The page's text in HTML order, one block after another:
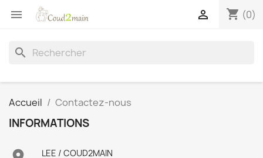
 shopping_cart (0)

search
Accueil Contactez-nous
INFORMATIONS
LEE / COUD2MAIN